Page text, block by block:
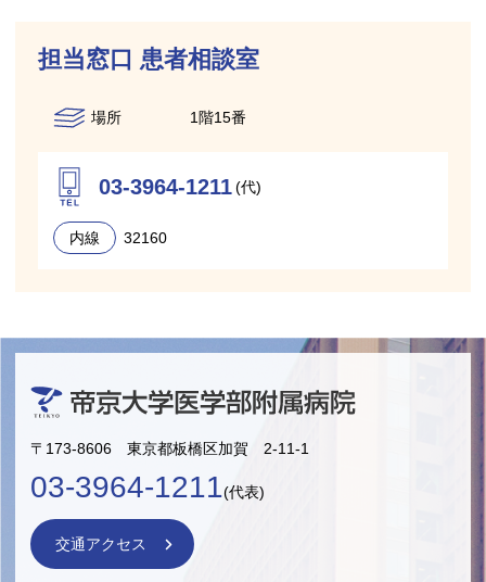
担当窓口 患者相談室
場所 1階15番
03-3964-1211(代)
内線 32160
〒173-8606 東京都板橋区加賀 2-11-1
03-3964-1211(代表)
交通アクセス